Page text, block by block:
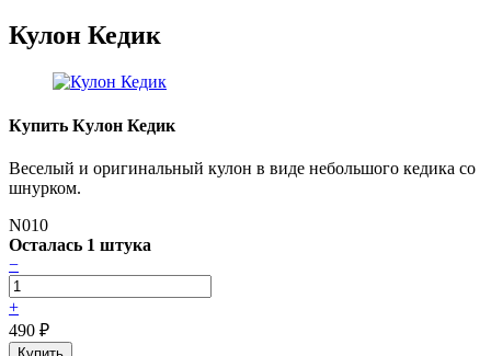
Кулон Кедик
Купить Кулон Кедик
Веселый и оригинальный кулон в виде небольшого кедика со
шнурком.
N010
Осталась 1 штука
−
+
490 ₽